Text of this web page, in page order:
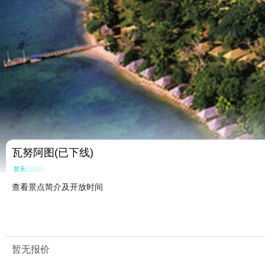
瓦努阿图(已下线)
暂无点评
查看景点简介及开放时间
暂无报价